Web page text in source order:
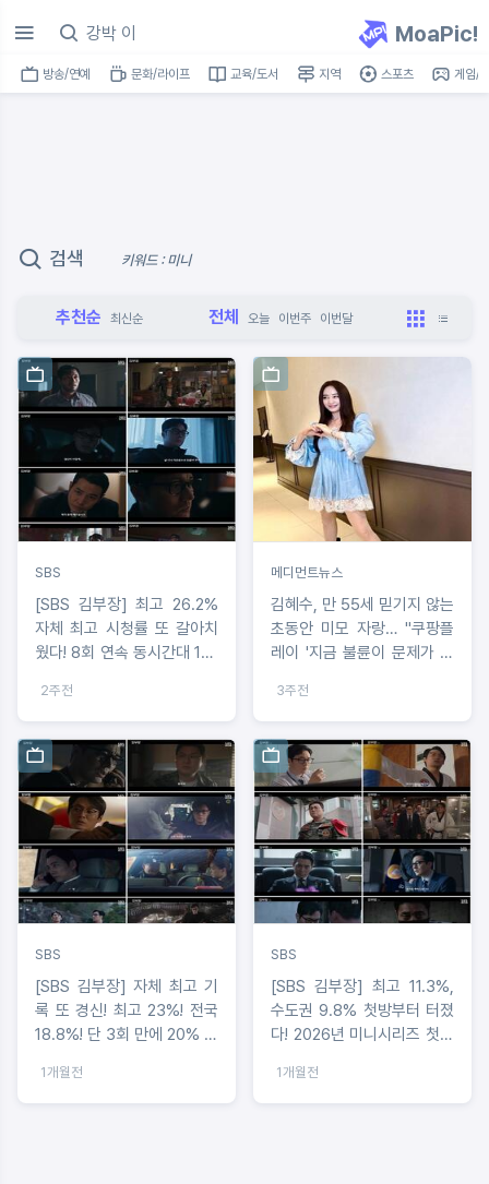
MoaPic!
방송/연예 문화/라이프 교육/도서 지역 스포츠 게임/
검색 키워드 : 미니
추천순 최신순 전체 오늘 이번주 이번달
SBS
[SBS 김부장] 최고 26.2%
자체 최고 시청률 또 갈아치
웠다! 8회 연속 동시간대 1위!
고 시청률’ 새로 쓰는 중!
2주전
메디먼트뉴스
김혜수, 만 55세 믿기지 않는
초동안 미모 자랑… "쿠팡플
레이 '지금 불륜이 문제가 아
착장 눈길"
3주전
SBS
[SBS 김부장] 자체 최고 기
록 또 경신! 최고 23%! 전국
18.8%! 단 3회 만에 20% 눈
청률 1위 독보적 질주!
1개월전
SBS
[SBS 김부장] 최고 11.3%,
수도권 9.8% 첫방부터 터졌
다! 2026년 미니시리즈 첫방
‘아빠 유니버스’ 제대로 통했
다!
1개월전